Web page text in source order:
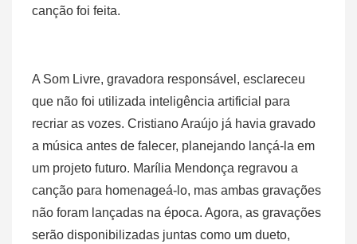
canção foi feita.
A Som Livre, gravadora responsável, esclareceu
que não foi utilizada inteligência artificial para
recriar as vozes. Cristiano Araújo já havia gravado
a música antes de falecer, planejando lançá-la em
um projeto futuro. Marília Mendonça regravou a
canção para homenageá-lo, mas ambas gravações
não foram lançadas na época. Agora, as gravações
serão disponibilizadas juntas como um dueto,